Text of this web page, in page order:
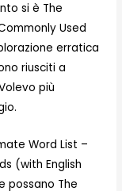
si è The
Used
erratica
riusciti a
più
Word List –
(with English
possano The